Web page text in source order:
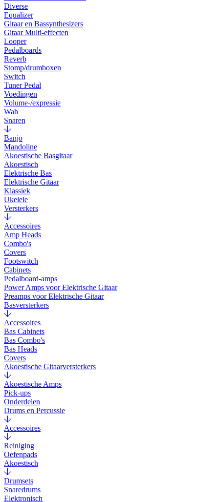
Diverse
Equalizer
Gitaar en Bassynthesizers
Gitaar Multi-effecten
Looper
Pedalboards
Reverb
Stomp/drumboxen
Switch
Tuner Pedal
Voedingen
Volume-/expressie
Wah
Snaren
Banjo
Mandoline
Akoestische Basgitaar
Akoestisch
Elektrische Bas
Elektrische Gitaar
Klassiek
Ukelele
Versterkers
Accessoires
Amp Heads
Combo's
Covers
Footswitch
Cabinets
Pedalboard-amps
Power Amps voor Elektrische Gitaar
Preamps voor Elektrische Gitaar
Basversterkers
Accessoires
Bas Cabinets
Bas Combo's
Bas Heads
Covers
Akoestische Gitaarversterkers
Akoestische Amps
Pick-ups
Onderdelen
Drums en Percussie
Accessoires
Reiniging
Oefenpads
Akoestisch
Drumsets
Snaredrums
Elektronisch